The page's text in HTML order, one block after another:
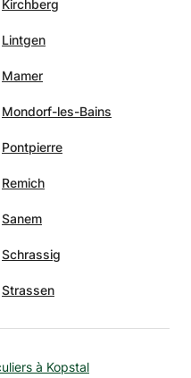
Kirchberg
Lintgen
Mamer
Mondorf-les-Bains
Pontpierre
Remich
Sanem
Schrassig
Strassen
à Kopstal